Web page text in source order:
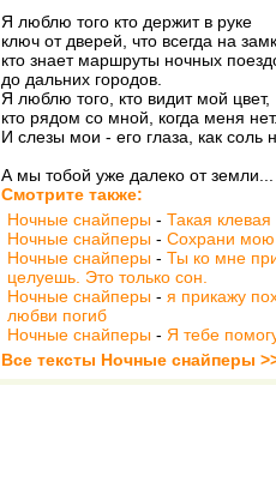
Я люблю того кто держит в руке
ключ от дверей, что всегда на
кто знает маршруты ночных
до дальних городов.
Я люблю того, кто видит мой цвет,
кто рядом со мной, когда меня
И слезы мои - его глаза, как соль
А мы тобой уже далеко от земли...
Смотрите также:
Ночные снайперы - Такая
Ночные снайперы - Сохрани мою
Ночные снайперы - Ты ко мне
целуешь. Это только сон.
Ночные снайперы - я прикажу
любви погиб
Ночные снайперы - Я тебе
Все тексты Ночные снайперы